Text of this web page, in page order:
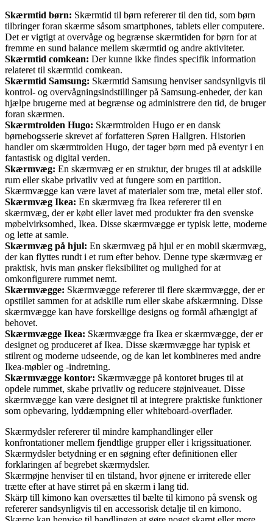
Skærmtid børn: Skærmtid til børn refererer til den tid, som børn
tilbringer foran skærme såsom smartphones, tablets eller computere.
Det er vigtigt at overvåge og begrænse skærmtiden for børn for at
fremme en sund balance mellem skærmtid og andre aktiviteter.
Skærmtid comkean: Der kunne ikke findes specifik information
relateret til skærmtid comkean.
Skærmtid Samsung: Skærmtid Samsung henviser sandsynligvis til
kontrol- og overvågningsindstillinger på Samsung-enheder, der kan
hjælpe brugerne med at begrænse og administrere den tid, de bruger
foran skærmen.
Skærmtrolden Hugo: Skærmtrolden Hugo er en dansk
børnebogsserie skrevet af forfatteren Søren Hallgren. Historien
handler om skærmtrolden Hugo, der tager børn med på eventyr i en
fantastisk og digital verden.
Skærmvæg: En skærmvæg er en struktur, der bruges til at adskille
rum eller skabe privatliv ved at fungere som en partition.
Skærmvægge kan være lavet af materialer som træ, metal eller stof.
Skærmvæg Ikea: En skærmvæg fra Ikea refererer til en
skærmvæg, der er købt eller lavet med produkter fra den svenske
møbelvirksomhed, Ikea. Disse skærmvægge er typisk lette, moderne
og lette at samle.
Skærmvæg på hjul: En skærmvæg på hjul er en mobil skærmvæg,
der kan flyttes rundt i et rum efter behov. Denne type skærmvæg er
praktisk, hvis man ønsker fleksibilitet og mulighed for at
omkonfigurere rummet nemt.
Skærmvægge: Skærmvægge refererer til flere skærmvægge, der er
opstillet sammen for at adskille rum eller skabe afskærmning. Disse
skærmvægge kan have forskellige designs og formål afhængigt af
behovet.
Skærmvægge Ikea: Skærmvægge fra Ikea er skærmvægge, der er
designet og produceret af Ikea. Disse skærmvægge har typisk et
stilrent og moderne udseende, og de kan let kombineres med andre
Ikea-møbler og -indretning.
Skærmvægge kontor: Skærmvægge på kontoret bruges til at
opdele rummet, skabe privatliv og reducere støjniveauet. Disse
skærmvægge kan være designet til at integrere praktiske funktioner
som opbevaring, lyddæmpning eller whiteboard-overflader.
Skærmydsler refererer til mindre kamphandlinger eller
konfrontationer mellem fjendtlige grupper eller i krigssituationer.
Skærmydsler betydning er en søgning efter definitionen eller
forklaringen af begrebet skærmydsler.
Skærmøjne henviser til en tilstand, hvor øjnene er irriterede eller
trætte efter at have stirret på en skærm i lang tid.
Skärp till kimono kan oversættes til bælte til kimono på svensk og
refererer sandsynligvis til en accessorisk detalje til en kimono.